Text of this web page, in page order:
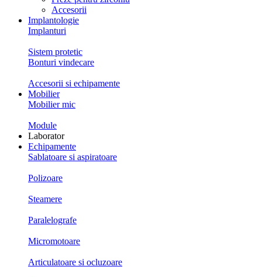
Accesorii
Implantologie
Implanturi
Sistem protetic
Bonturi vindecare
Accesorii si echipamente
Mobilier
Mobilier mic
Module
Laborator
Echipamente
Sablatoare si aspiratoare
Polizoare
Steamere
Paralelografe
Micromotoare
Articulatoare si ocluzoare